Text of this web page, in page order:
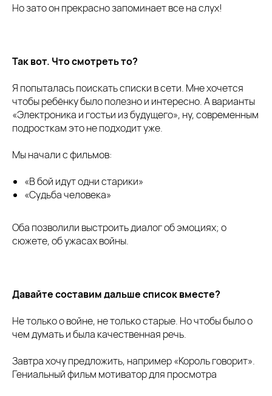
Но зато он прекрасно запоминает все на слух!
Так вот. Что смотреть то?
Я попыталась поискать списки в сети. Мне хочется
чтобы ребёнку было полезно и интересно. А варианты
«Электроника и гостьи из будущего», ну, современным
подросткам это не подходит уже.
Мы начали с фильмов:
«В бой идут одни старики»
«Судьба человека»
Оба позволили выстроить диалог об эмоциях; о
сюжете, об ужасах войны.
Давайте составим дальше список вместе?
Не только о войне, не только старые. Но чтобы было о
чем думать и была качественная речь.
Завтра хочу предложить, например «Король говорит».
Гениальный фильм мотиватор для просмотра